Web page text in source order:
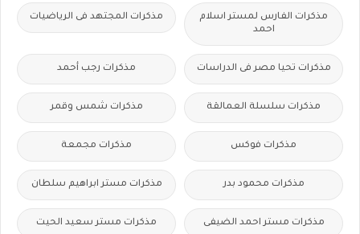
مذكرات الفارس لمستر اسلام
احمد
مذكرات المجتهد فى الرياضيات
مذكرات تحيا مصر فى الدراسات مذكرات رجب أحمد
مذكرات سلسلة العمالقة مذكرات شمس وقمر
مذكرات فوكس مذكرات مجمعة
مذكرات محمود بدر مذكرات مستر ابراهيم سلطان
مذكرات مستر احمد الضيفى مذكرات مستر سعيد الحيت